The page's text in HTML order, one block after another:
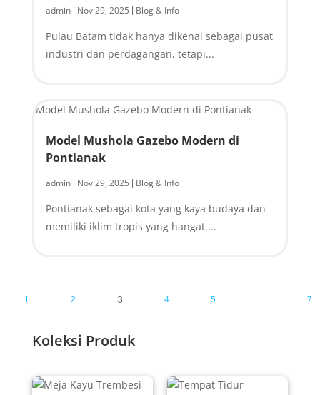
admin Nov 29, 2025 Blog & Info
Pulau Batam tidak hanya dikenal sebagai pusat
industri dan perdagangan, tetapi...
Model Mushola Gazebo Modern di
Pontianak
admin Nov 29, 2025 Blog & Info
Pontianak sebagai kota yang kaya budaya dan
memiliki iklim tropis yang hangat,...
1 2 3 4 5 … 7
Koleksi Produk